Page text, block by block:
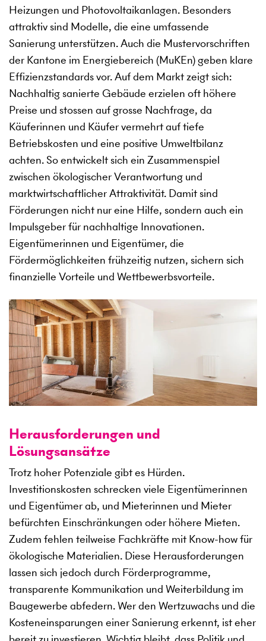
Heizungen und Photovoltaikanlagen. Besonders
attraktiv sind Modelle, die eine umfassende
Sanierung unterstützen. Auch die Mustervorschriften
der Kantone im Energiebereich (MuKEn) geben klare
Effizienzstandards vor. Auf dem Markt zeigt sich:
Nachhaltig sanierte Gebäude erzielen oft höhere
Preise und stossen auf grosse Nachfrage, da
Käuferinnen und Käufer vermehrt auf tiefe
Betriebskosten und eine positive Umweltbilanz
achten. So entwickelt sich ein Zusammenspiel
zwischen ökologischer Verantwortung und
marktwirtschaftlicher Attraktivität. Damit sind
Förderungen nicht nur eine Hilfe, sondern auch ein
Impulsgeber für nachhaltige Innovationen.
Eigentümerinnen und Eigentümer, die
Fördermöglichkeiten frühzeitig nutzen, sichern sich
finanzielle Vorteile und Wettbewerbsvorteile.
Herausforderungen und
Lösungsansätze
Trotz hoher Potenziale gibt es Hürden.
Investitionskosten schrecken viele Eigentümerinnen
und Eigentümer ab, und Mieterinnen und Mieter
befürchten Einschränkungen oder höhere Mieten.
Zudem fehlen teilweise Fachkräfte mit Know-how für
ökologische Materialien. Diese Herausforderungen
lassen sich jedoch durch Förderprogramme,
transparente Kommunikation und Weiterbildung im
Baugewerbe abfedern. Wer den Wertzuwachs und die
Kosteneinsparungen einer Sanierung erkennt, ist eher